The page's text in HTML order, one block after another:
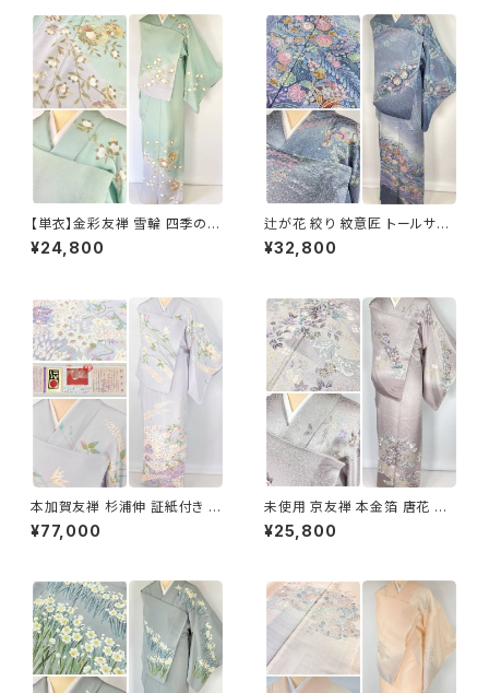
【単衣】金彩友禅 雪輪 四季の
花々 正絹 訪問着 黄緑 青緑 紫
1418
¥24,800
辻が花 絞り 紋意匠 トールサイ
ズ 金彩 訪問着 正絹 袷 青 ブル
ー 紫 1273
¥32,800
本加賀友禅 杉浦伸 証紙付き 訪
問着 花柄 正絹 紫 白 パステル
白菫色 1080
¥77,000
未使用 京友禅 本金箔 唐花 訪
問着 袷 正絹 紫 グレー 白 1165
¥25,800